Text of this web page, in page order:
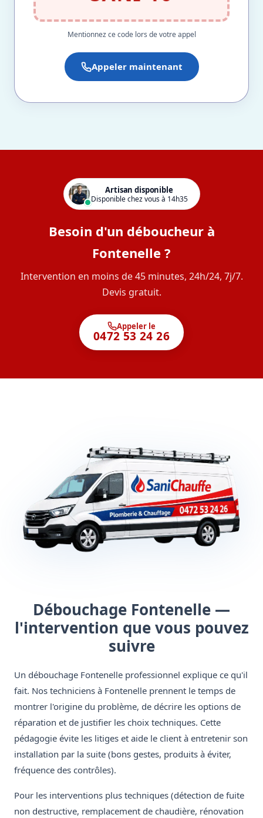
Mentionnez ce code lors de votre appel
Appeler maintenant
Artisan disponible
Disponible chez vous à 14h35
Besoin d'un déboucheur à
Fontenelle ?
Intervention en moins de 45 minutes, 24h/24, 7j/7.
Devis gratuit.
Appeler le
0472 53 24 26
Débouchage Fontenelle —
l'intervention que vous pouvez
suivre
Un débouchage Fontenelle professionnel explique ce qu'il
fait. Nos techniciens à Fontenelle prennent le temps de
montrer l'origine du problème, de décrire les options de
réparation et de justifier les choix techniques. Cette
pédagogie évite les litiges et aide le client à entretenir son
installation par la suite (bons gestes, produits à éviter,
fréquence des contrôles).
Pour les interventions plus techniques (détection de fuite
non destructive, remplacement de chaudière, rénovation